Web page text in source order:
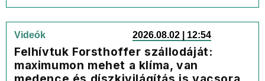
Videók 2026.08.02 | 12:54
Felhívtuk Forsthoffer szállodáját:
maximumon mehet a klíma, van